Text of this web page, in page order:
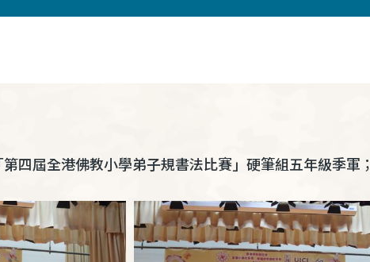
四屆全港佛教小學弟子規書法比賽」硬筆組五年級季軍；